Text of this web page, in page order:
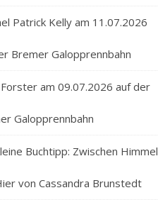
Patrick Kelly am 11.07.2026
Bremer Galopprennbahn
am 09.07.2026 auf der
Galopprennbahn
Buchtipp: Zwischen Himmel
von Cassandra Brunstedt